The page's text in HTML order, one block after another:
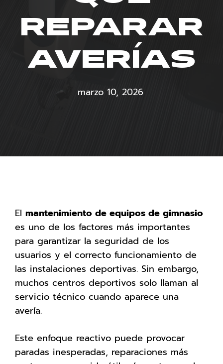
REPARAR
AVERÍAS
marzo 10, 2026
El mantenimiento de equipos de gimnasio
es uno de los factores más importantes
para garantizar la seguridad de los
usuarios y el correcto funcionamiento de
las instalaciones deportivas. Sin embargo,
muchos centros deportivos solo llaman al
servicio técnico cuando aparece una
avería.
Este enfoque reactivo puede provocar
paradas inesperadas, reparaciones más